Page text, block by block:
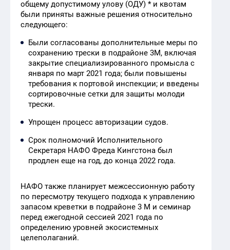
общему допустимому улову (ОДУ) * и квотам
были приняты важные решения относительно
следующего:
Были согласованы дополнительные меры по
сохранению трески в подрайоне 3M, включая
закрытие специализированного промысла с
января по март 2021 года; были повышены
требования к портовой инспекции; и введены
сортировочные сетки для защиты молоди
трески.
Упрощен процесс авторизации судов.
Срок полномочий Исполнительного
Секретаря НАФО Фреда Кингстона был
продлен еще на год, до конца 2022 года.
НАФО также планирует межсессионную работу
по пересмотру текущего подхода к управлению
запасом креветки в подрайоне 3 М и семинар
перед ежегодной сессией 2021 года по
определению уровней экосистемных
целеполаганий.